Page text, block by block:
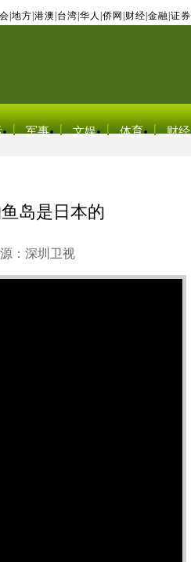
地方 港澳 台湾 华人 侨网 财经 金融 证券
军事 文娱 体育 财经
岛是日本的
：深圳卫视